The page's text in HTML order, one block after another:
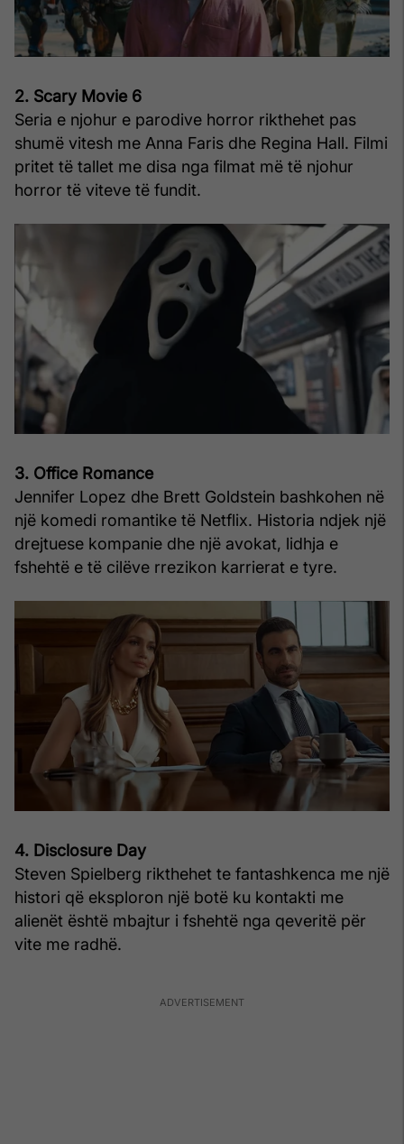
2. Scary Movie 6
Seria e njohur e parodive horror rikthehet pas
shumë vitesh me Anna Faris dhe Regina Hall. Filmi
pritet të tallet me disa nga filmat më të njohur
horror të viteve të fundit.
3. Office Romance
Jennifer Lopez dhe Brett Goldstein bashkohen në
një komedi romantike të Netflix. Historia ndjek një
drejtuese kompanie dhe një avokat, lidhja e
fshehtë e të cilëve rrezikon karrierat e tyre.
4. Disclosure Day
Steven Spielberg rikthehet te fantashkenca me një
histori që eksploron një botë ku kontakti me
alienët është mbajtur i fshehtë nga qeveritë për
vite me radhë.